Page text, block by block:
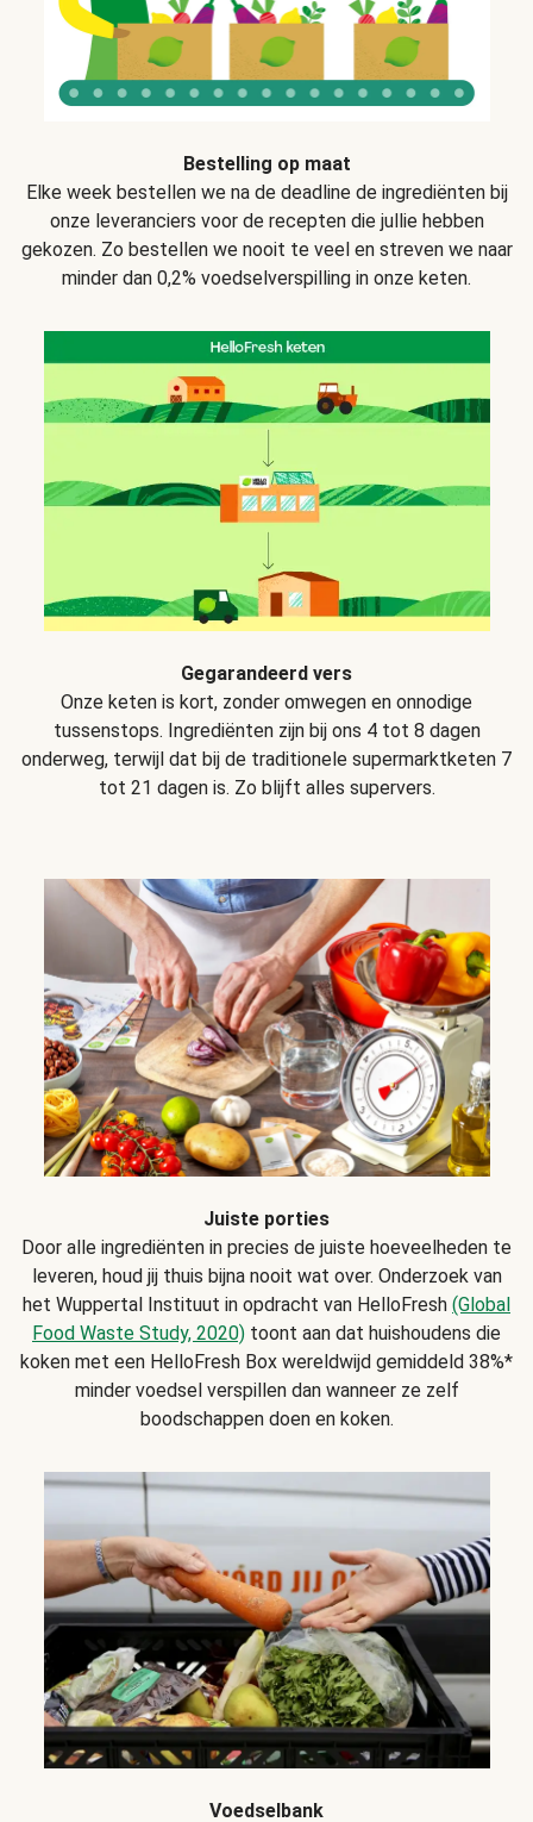
Bestelling op maat
Elke week bestellen we na de deadline de ingrediënten bij
onze leveranciers voor de recepten die jullie hebben
gekozen. Zo bestellen we nooit te veel en streven we naar
minder dan 0,2% voedselverspilling in onze keten.
Gegarandeerd vers
Onze keten is kort, zonder omwegen en onnodige
tussenstops. Ingrediënten zijn bij ons 4 tot 8 dagen
onderweg, terwijl dat bij de traditionele supermarktketen 7
tot 21 dagen is. Zo blijft alles supervers.
Juiste porties
Door alle ingrediënten in precies de juiste hoeveelheden te
leveren, houd jij thuis bijna nooit wat over. Onderzoek van
het Wuppertal Instituut in opdracht van HelloFresh (Global
Food Waste Study, 2020) toont aan dat huishoudens die
koken met een HelloFresh Box wereldwijd gemiddeld 38%*
minder voedsel verspillen dan wanneer ze zelf
boodschappen doen en koken.
Voedselbank